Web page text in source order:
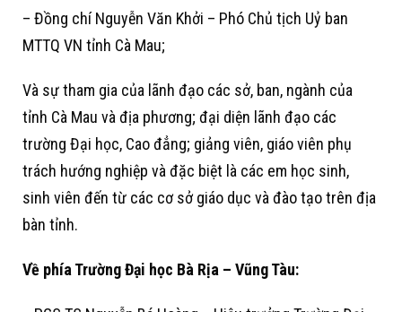
– Đồng chí Nguyễn Văn Khởi – Phó Chủ tịch Uỷ ban
MTTQ VN tỉnh Cà Mau;
Và sự tham gia của lãnh đạo các sở, ban, ngành của
tỉnh Cà Mau và địa phương; đại diện lãnh đạo các
trường Đại học, Cao đẳng; giảng viên, giáo viên phụ
trách hướng nghiệp và đặc biệt là các em học sinh,
sinh viên đến từ các cơ sở giáo dục và đào tạo trên địa
bàn tỉnh.
Về phía Trường Đại học Bà Rịa – Vũng Tàu: